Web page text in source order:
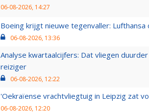
06-08-2026, 14:27
Boeing krijgt nieuwe tegenvaller:
06-08-2026, 13:36
Analyse kwartaalcijfers: Dat vliegen
reiziger
06-08-2026, 12:22
'Oekraïense vrachtvliegtuig in Leipzig zat
06-08-2026, 12:20